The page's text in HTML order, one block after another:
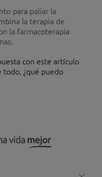
para paliar la
la terapia de
la farmacoterapia
con este artículo
todo, ¿qué puedo